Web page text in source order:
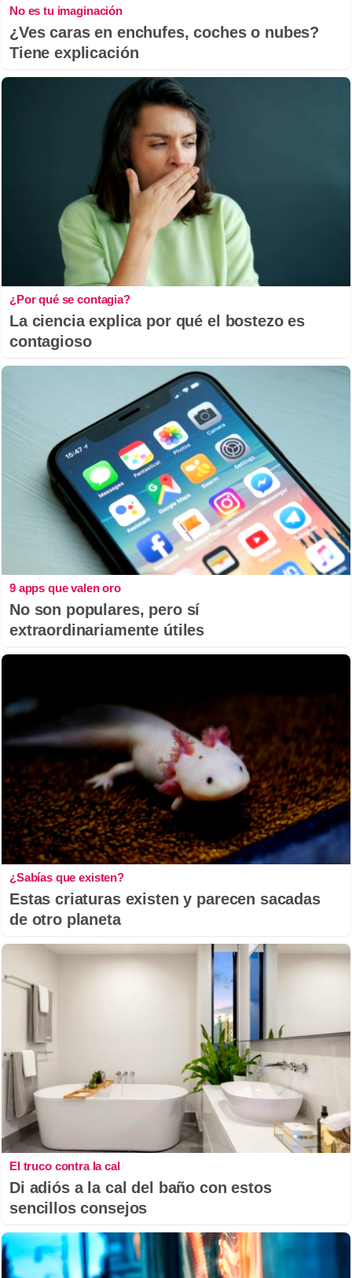
No es tu imaginación
¿Ves caras en enchufes, coches o nubes?
Tiene explicación
¿Por qué se contagia?
La ciencia explica por qué el bostezo es
contagioso
9 apps que valen oro
No son populares, pero sí
extraordinariamente útiles
¿Sabías que existen?
Estas criaturas existen y parecen sacadas
de otro planeta
El truco contra la cal
Di adiós a la cal del baño con estos
sencillos consejos